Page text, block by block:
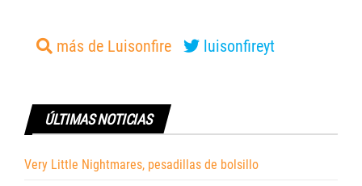
más de Luisonfire luisonfireyt
ÚLTIMAS NOTICIAS
Very Little Nightmares, pesadillas de bolsillo